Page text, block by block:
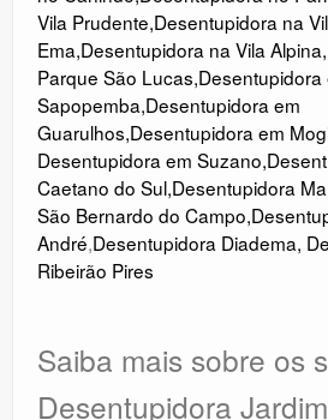
Vila Prudente,Desentupidora na
Ema,Desentupidora na Vila Alpina,
Parque São Lucas,Desentupidora
Sapopemba,Desentupidora em
Guarulhos,Desentupidora em
Desentupidora em Suzano,
Caetano do Sul,Desentupidora
São Bernardo do Campo,
André,Desentupidora Diadema,
Ribeirão Pires
Saiba mais sobre os
Desentupidora